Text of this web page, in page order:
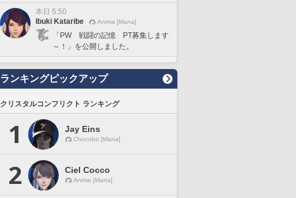
本日 5:50
Ibuki Kataribe
Anima [Mana]
「PW 戦闘の記憶 PT募集します
～！」を公開しました。
ランキングピックアップ
クリスタルコンフリクト ランキング
1 Jay Eins
Chocobo [Mana]
2 Ciel Cocco
Anima [Mana]